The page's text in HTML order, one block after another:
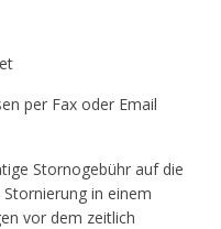
per Fax oder Email
Stornogebühr auf die
in einem
vor dem zeitlich